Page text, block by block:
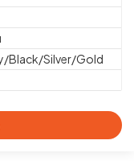
Black/Silver/Gold